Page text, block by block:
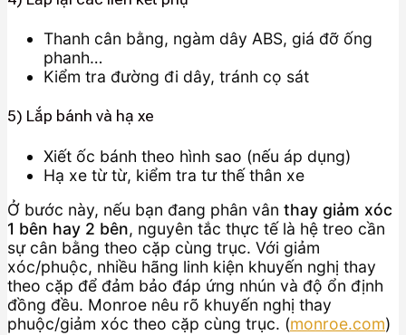
Thanh cân bằng, ngàm dây ABS, giá đỡ ống
phanh…
Kiểm tra đường đi dây, tránh cọ sát
5) Lắp bánh và hạ xe
Xiết ốc bánh theo hình sao (nếu áp dụng)
Hạ xe từ từ, kiểm tra tư thế thân xe
Ở bước này, nếu bạn đang phân vân thay giảm xóc
1 bên hay 2 bên, nguyên tắc thực tế là hệ treo cần
sự cân bằng theo cặp cùng trục. Với giảm
xóc/phuộc, nhiều hãng linh kiện khuyến nghị thay
theo cặp để đảm bảo đáp ứng nhún và độ ổn định
đồng đều. Monroe nêu rõ khuyến nghị thay
phuộc/giảm xóc theo cặp cùng trục. (monroe.com)